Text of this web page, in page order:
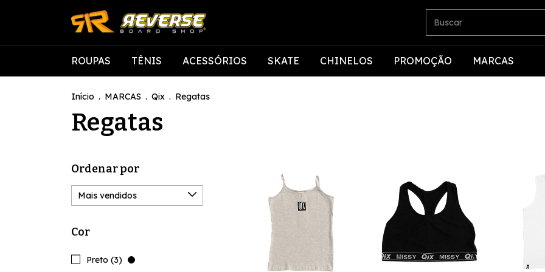
ROUPAS TÊNIS ACESSÓRIOS SKATE CHINELOS PROMOÇÃO MARCAS
Início . MARCAS . Qix . Regatas
Regatas
Ordenar por
Cor
Preto (3)